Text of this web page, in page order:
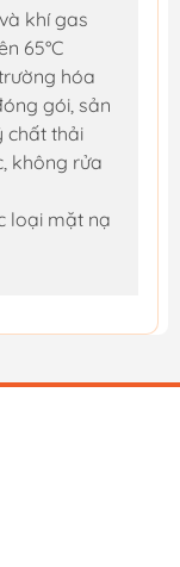
khí gas
65°C
hóa
gói, sản
chất thải
không rửa
loại mặt nạ